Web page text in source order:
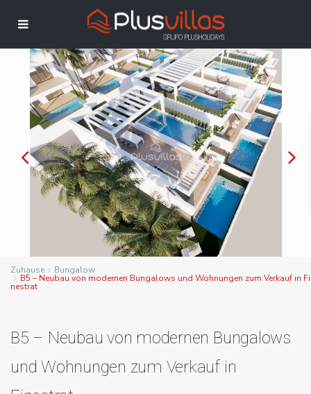
Zuhause Bungalow
B5 – Neubau von modernen Bungalows und Wohnungen zum Verkauf in Fi
nestrat
B5 – Neubau von modernen Bungalows
und Wohnungen zum Verkauf in